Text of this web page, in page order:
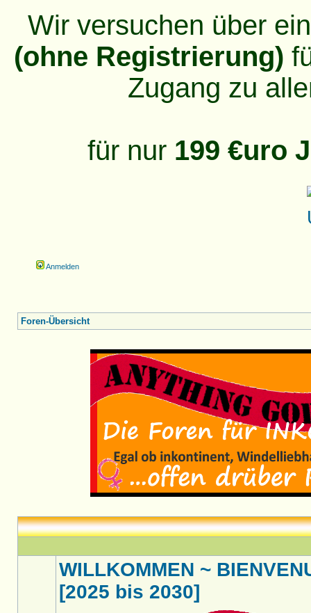
Wir versuchen über
(ohne Registrierung)
Zugang zu
für nur 199 €uro
Anmelden
Foren-Übersicht
WILLKOMMEN ~
[2025 bis 2030]